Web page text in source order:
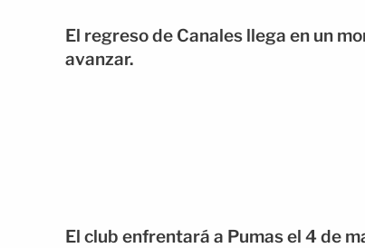
El regreso de Canales llega en un
avanzar.
El club enfrentará a Pumas el 4 de